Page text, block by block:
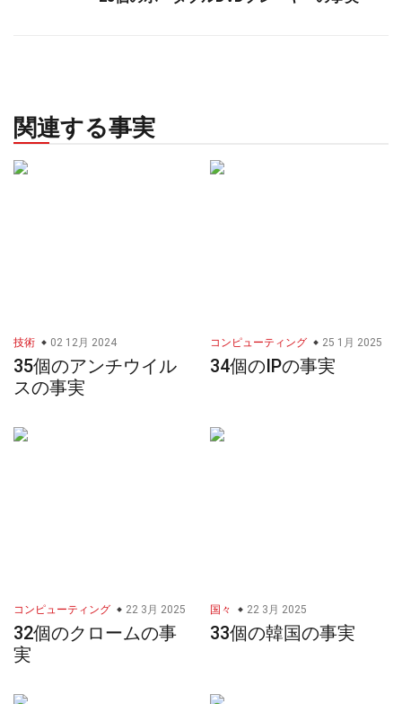
関連する事実
技術 02 12月 2024
35個のアンチウイル
スの事実
コンピューティング 25 1月 2025
34個のIPの事実
コンピューティング 22 3月 2025
32個のクロームの事
実
国々 22 3月 2025
33個の韓国の事実